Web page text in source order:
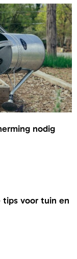
nodig
tips voor tuin en